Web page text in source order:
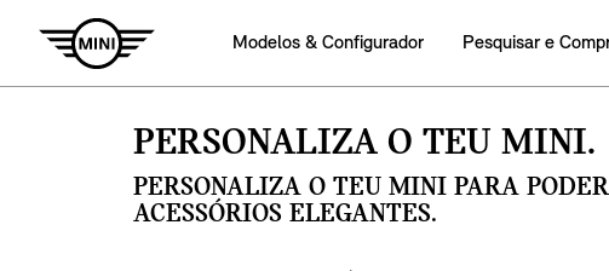
Modelos & Configurador Pesquisar e
PERSONALIZA O TEU MINI.
PERSONALIZA O TEU MINI PARA
ACESSÓRIOS ELEGANTES.